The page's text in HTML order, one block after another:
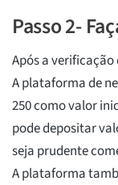
Passo 2-
Após a
A plataforma de
250 como valor
pode depositar
seja prudente
A plataforma